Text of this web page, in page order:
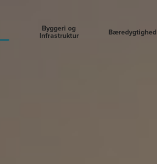
Byggeri og
Infrastruktur
Bæredygtighed